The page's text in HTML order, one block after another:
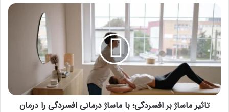
تاثیر
ماساژ
بر
افسردگی؛
با
ماساژ
افسردگی
را
درمانتاثیر ماساژ بر افسردگی؛ با ماساژ درمانی افسردگی را درمان